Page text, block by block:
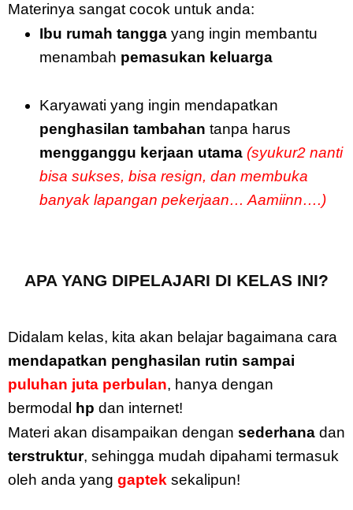
Materinya sangat cocok untuk anda:
Ibu rumah tangga yang ingin membantu
menambah pemasukan keluarga
Karyawati yang ingin mendapatkan
penghasilan tambahan tanpa harus
mengganggu kerjaan utama (syukur2 nanti
bisa sukses, bisa resign, dan membuka
banyak lapangan pekerjaan… Aamiinn….)
APA YANG DIPELAJARI DI KELAS INI?
Didalam kelas, kita akan belajar bagaimana cara
mendapatkan penghasilan rutin sampai
puluhan juta perbulan, hanya dengan
bermodal hp dan internet!
Materi akan disampaikan dengan sederhana dan
terstruktur, sehingga mudah dipahami termasuk
oleh anda yang gaptek sekalipun!